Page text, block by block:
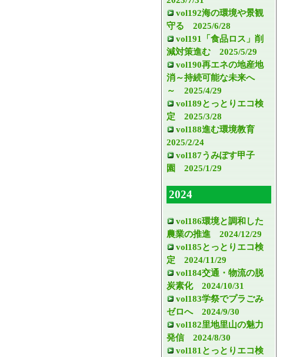
vol192海の環境や景観
守る 2025/6/28
vol191「食品ロス」削
減対策進む 2025/5/29
vol190再エネの地産地
消～持続可能な未来へ
～ 2025/4/29
vol189とっとりエコ検
定 2025/3/28
vol188進む環境教育
2025/2/24
vol187うみぽす甲子
園 2025/1/29
2024
vol186環境と調和した
農業の推進 2024/12/29
vol185とっとりエコ検
定 2024/11/29
vol184交通・物流の脱
炭素化 2024/10/31
vol183学祭でプラごみ
ゼロへ 2024/9/30
vol182里地里山の魅力
発信 2024/8/30
vol181とっとりエコ検